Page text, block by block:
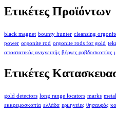
Ετικέτες Προϊόντων
black magnet bounty hunter cleansing
power orgonite rod orgonite rods for gold
αποστατικός ανιχνευτής βέργες ραβδοσκοπίας
Ετικέτες
gold detectors long range locators marks
εκκρεμοσκοπία ελλάδα ερμηνείες θησαυρός